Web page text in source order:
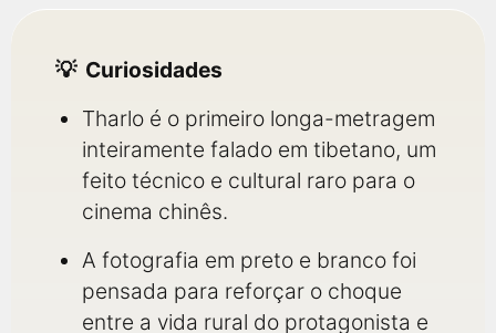
Curiosidades
Tharlo é o primeiro longa-metragem
inteiramente falado em tibetano, um
feito técnico e cultural raro para o
cinema chinês.
A fotografia em preto e branco foi
pensada para reforçar o choque
entre a vida rural do protagonista e